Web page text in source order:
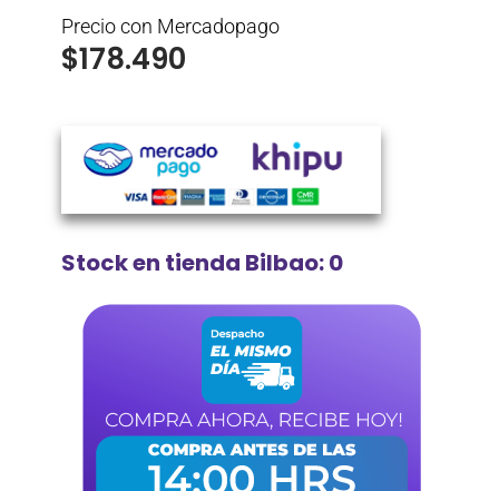
Precio con Mercadopago
$178.490
Stock en tienda Bilbao: 0